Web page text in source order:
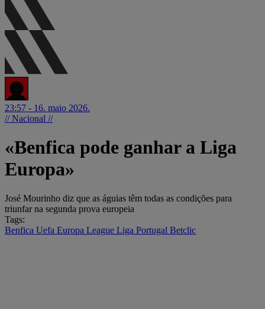
23:57 - 16. maio 2026.
// Nacional //
«Benfica pode ganhar a Liga
Europa»
José Mourinho diz que as águias têm todas as condições para
triunfar na segunda prova europeia
Tags:
Benfica Uefa Europa League Liga Portugal Betclic